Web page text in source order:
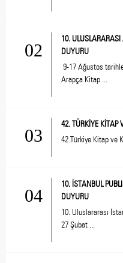
02
10.
DUYURU
9-17 Ağustos
Arapça Kitap ...
03
42. TÜRKİYE KİTAP
42.Türkiye Kitap ve
04
10. İSTANBUL
DUYURU
10. Uluslararası
27 Şubat ...